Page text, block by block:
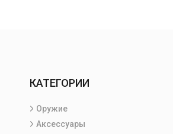
КАТЕГОРИИ
Оружие
Аксессуары